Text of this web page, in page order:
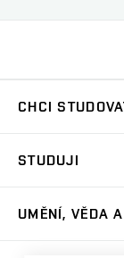
CHCI
Přijímačky
Dny otevřených
STUDUJI
UMĚNÍ, VĚDA